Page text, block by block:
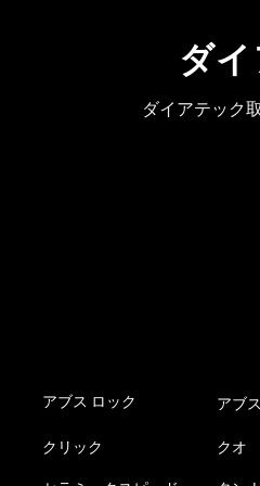
ダ
ダイアテック
アブス ロック アブ
クリック クオ